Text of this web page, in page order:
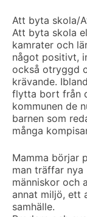
Att byta skola/
Att byta skola
kamrater och
något positivt,
också otryggd
krävande.
flytta bort från
kommunen de
barnen som
många
Mamma börjar
man träffar nya
människor och
annat miljö, ett
samhälle.